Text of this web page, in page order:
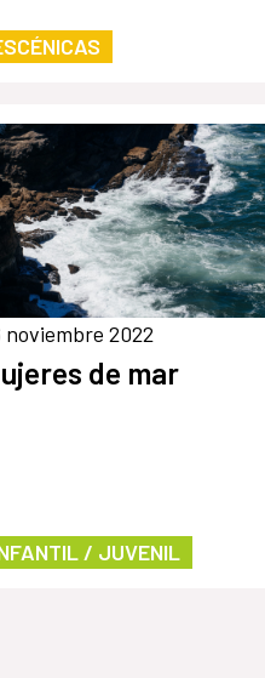
noviembre 2022
de mar
/ JUVENIL